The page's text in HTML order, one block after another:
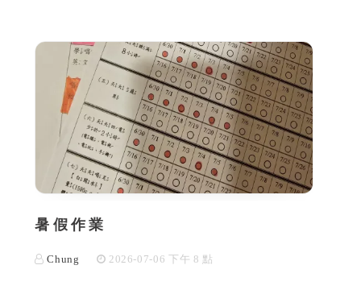
暑假作業
Chung 2026-07-06 下午 8 點